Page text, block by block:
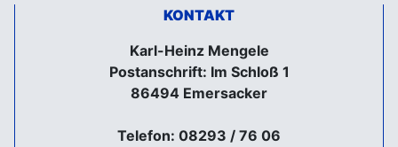
KONTAKT
Karl-Heinz Mengele
Postanschrift: Im Schloß 1
86494 Emersacker
Telefon: 08293 / 76 06